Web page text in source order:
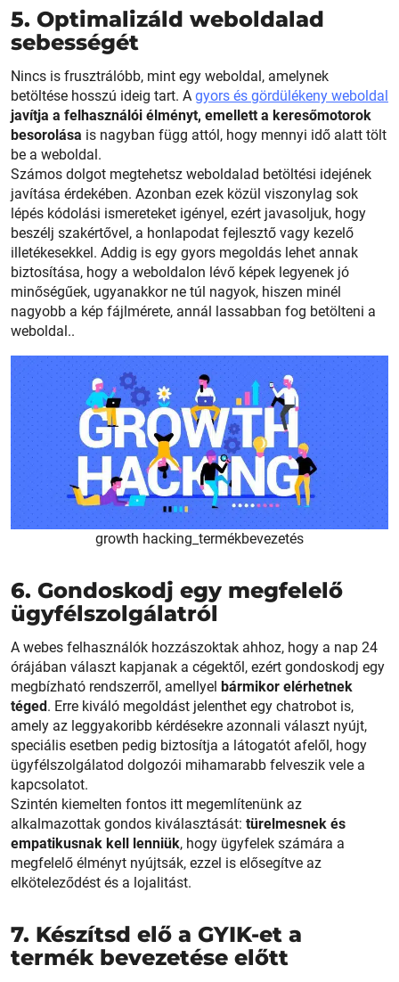
5. Optimalizáld weboldalad
sebességét
Nincs is frusztrálóbb, mint egy weboldal, amelynek
betöltése hosszú ideig tart. A gyors és gördülékeny weboldal
javítja a felhasználói élményt, emellett a keresőmotorok
besorolása is nagyban függ attól, hogy mennyi idő alatt tölt
be a weboldal.
Számos dolgot megtehetsz weboldalad betöltési idejének
javítása érdekében. Azonban ezek közül viszonylag sok
lépés kódolási ismereteket igényel, ezért javasoljuk, hogy
beszélj szakértővel, a honlapodat fejlesztő vagy kezelő
illetékesekkel. Addig is egy gyors megoldás lehet annak
biztosítása, hogy a weboldalon lévő képek legyenek jó
minőségűek, ugyanakkor ne túl nagyok, hiszen minél
nagyobb a kép fájlmérete, annál lassabban fog betölteni a
weboldal..
growth hacking_termékbevezetés
6. Gondoskodj egy megfelelő
ügyfélszolgálatról
A webes felhasználók hozzászoktak ahhoz, hogy a nap 24
órájában választ kapjanak a cégektől, ezért gondoskodj egy
megbízható rendszerről, amellyel bármikor elérhetnek
téged. Erre kiváló megoldást jelenthet egy chatrobot is,
amely az leggyakoribb kérdésekre azonnali választ nyújt,
speciális esetben pedig biztosítja a látogatót afelől, hogy
ügyfélszolgálatod dolgozói mihamarabb felveszik vele a
kapcsolatot.
Szintén kiemelten fontos itt megemlítenünk az
alkalmazottak gondos kiválasztását: türelmesnek és
empatikusnak kell lenniük, hogy ügyfelek számára a
megfelelő élményt nyújtsák, ezzel is elősegítve az
elköteleződést és a lojalitást.
7. Készítsd elő a GYIK-et a
termék bevezetése előtt